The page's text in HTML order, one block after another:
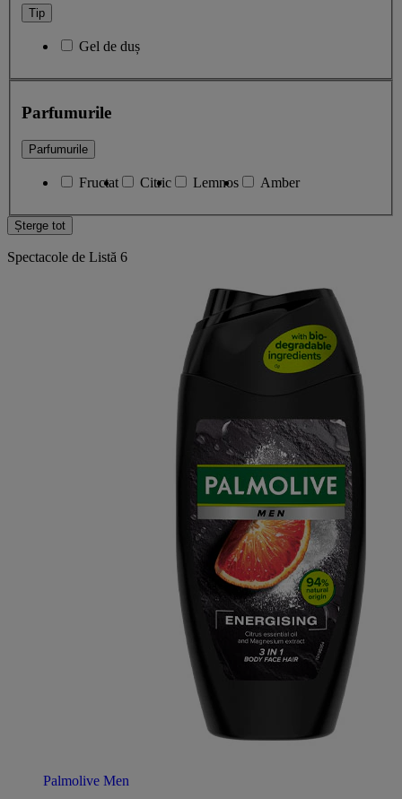
Tip
Gel de duș
Parfumurile
Parfumurile
Fructat Citric Lemnos Amber
Șterge tot
Spectacole de Listă 6
Palmolive Men